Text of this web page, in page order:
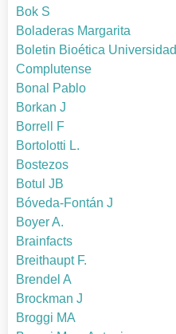
Bok S
Boladeras Margarita
Boletin Bioética Universidad
Complutense
Bonal Pablo
Borkan J
Borrell F
Bortolotti L.
Bostezos
Botul JB
Bóveda-Fontán J
Boyer A.
Brainfacts
Breithaupt F.
Brendel A
Brockman J
Broggi MA